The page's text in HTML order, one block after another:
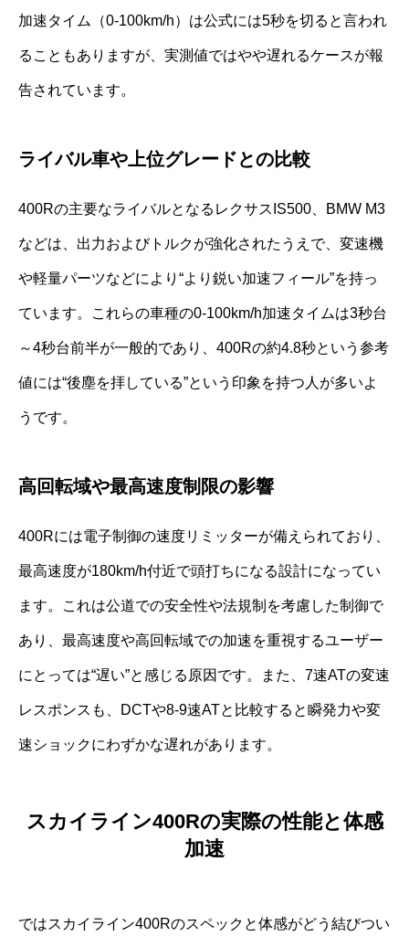
加速タイム（0-100km/h）は公式には5秒を切ると言われ
ることもありますが、実測値ではやや遅れるケースが報
告されています。
ライバル車や上位グレードとの比較
400Rの主要なライバルとなるレクサスIS500、BMW M3
などは、出力およびトルクが強化されたうえで、変速機
や軽量パーツなどにより“より鋭い加速フィール”を持っ
ています。これらの車種の0-100km/h加速タイムは3秒台
～4秒台前半が一般的であり、400Rの約4.8秒という参考
値には“後塵を拝している”という印象を持つ人が多いよ
うです。
高回転域や最高速度制限の影響
400Rには電子制御の速度リミッターが備えられており、
最高速度が180km/h付近で頭打ちになる設計になってい
ます。これは公道での安全性や法規制を考慮した制御で
あり、最高速度や高回転域での加速を重視するユーザー
にとっては“遅い”と感じる原因です。また、7速ATの変速
レスポンスも、DCTや8-9速ATと比較すると瞬発力や変
速ショックにわずかな遅れがあります。
スカイライン400Rの実際の性能と体感
加速
ではスカイライン400Rのスペックと体感がどう結びつい